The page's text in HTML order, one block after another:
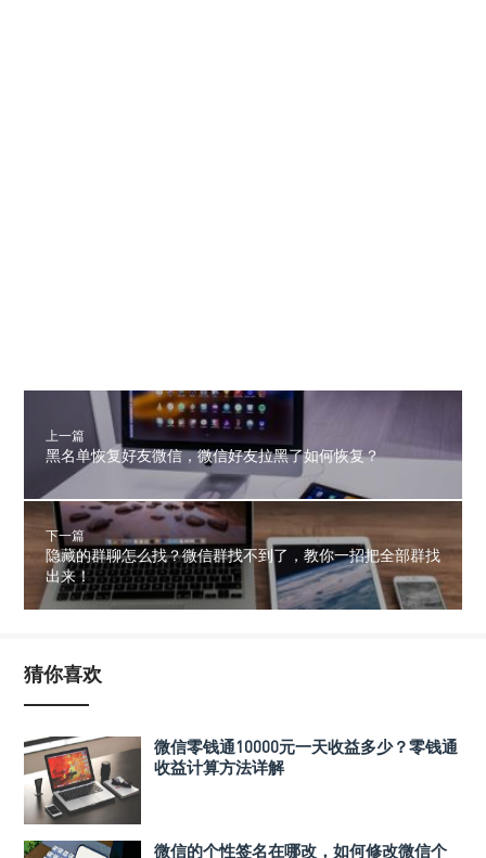
上一篇
黑名单恢复好友微信，微信好友拉黑了如何恢复？
下一篇
隐藏的群聊怎么找？微信群找不到了，教你一招把全部群找
出来！
猜你喜欢
微信零钱通10000元一天收益多少？零钱通
收益计算方法详解
微信的个性签名在哪改，如何修改微信个